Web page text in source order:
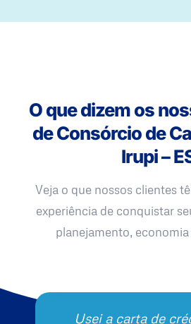
O que dizem os
de Consórcio de
Irupi –
Veja o que nossos clientes
experiência de conquistar
planejamento, economia
Usei a carta de